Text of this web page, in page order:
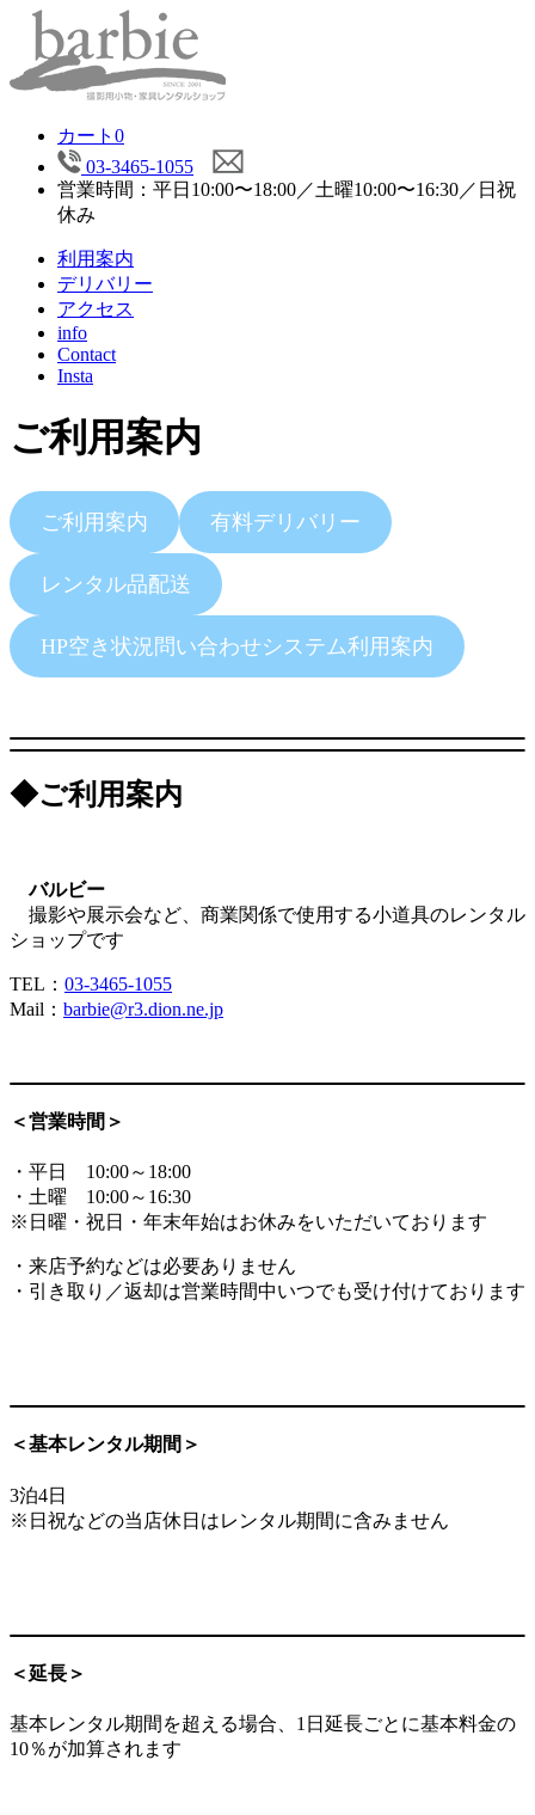
カート 0
03-3465-1055
営業時間：平日10:00〜18:00／土曜10:00〜16:30／日祝
休み
利用案内
デリバリー
アクセス
info
Contact
Insta
ご利用案内
ご利用案内 有料デリバリー
レンタル品配送
HP空き状況問い合わせシステム利用案内
◆ご利用案内
バルビー
撮影や展示会など、商業関係で使用する小道具のレンタル
ショップです
TEL： 03-3465-1055
Mail： barbie@r3.dion.ne.jp
＜営業時間＞
・平日 10:00～18:00
・土曜 10:00～16:30
※日曜・祝日・年末年始はお休みをいただいております
・来店予約などは必要ありません
・引き取り／返却は営業時間中いつでも受け付けております
＜基本レンタル期間＞
3泊4日
※日祝などの当店休日はレンタル期間に含みません
＜延長＞
基本レンタル期間を超える場合、1日延長ごとに基本料金の
10％が加算されます